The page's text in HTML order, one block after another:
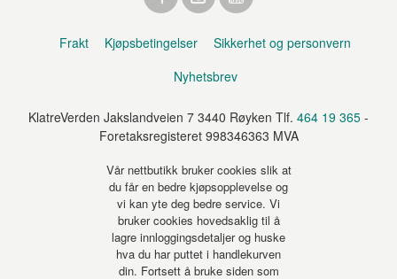
Frakt Kjøpsbetingelser
Sikkerhet og personvern
Nyhetsbrev
KlatreVerden Jakslandveien 7 3440 Røyken Tlf. 464 19 365 -
Foretaksregisteret 998346363 MVA
Vår nettbutikk bruker cookies slik at
du får en bedre kjøpsopplevelse og
vi kan yte deg bedre service. Vi
bruker cookies hovedsaklig til å
lagre innloggingsdetaljer og huske
hva du har puttet i handlekurven
din. Fortsett å bruke siden som